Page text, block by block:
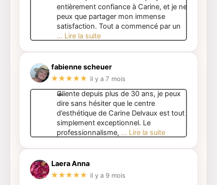
entièrement confiance à Carine, et je ne
peux que partager mon immense
satisfaction. Tout a commencé par un
… Lire la suite
fabienne scheuer
★★★★★ il y a 7 mois
Cliente depuis plus de 30 ans, je peux
dire sans hésiter que le centre
d’esthétique de Carine Delvaux est tout
simplement exceptionnel. Le
professionnalisme, … Lire la suite
Laera Anna
★★★★★ il y a 9 mois